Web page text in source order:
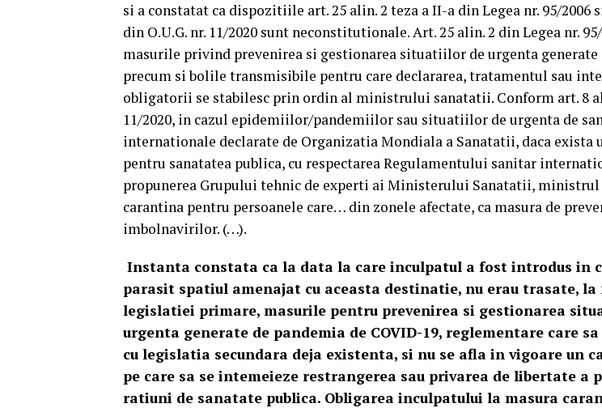
si a constatat ca dispozitiile art. 25 alin. 2 teza a II-a din Legea nr. 95/2006
din O.U.G. nr. 11/2020 sunt neconstitutionale. Art. 25 alin. 2 din Legea nr.
masurile privind prevenirea si gestionarea situatiilor de urgenta
precum si bolile transmisibile pentru care declararea, tratamentul sau
obligatorii se stabilesc prin ordin al ministrului sanatatii. Conform art. 8
11/2020, in cazul epidemiilor/pandemiilor sau situatiilor de urgenta de
internationale declarate de Organizatia Mondiala a Sanatatii, daca exista
pentru sanatatea publica, cu respectarea Regulamentului sanitar
propunerea Grupului tehnic de experti ai Ministerului Sanatatii,
carantina pentru persoanele care… din zonele afectate, ca masura de
imbolnavirilor. (…).
Instanta constata ca la data la care inculpatul a fost introdus in
parasit spatiul amenajat cu aceasta destinatie, nu erau trasate, la
legislatiei primare, masurile pentru prevenirea si gestionarea
urgenta generate de pandemia de COVID-19, reglementare care
cu legislatia secundara deja existenta, si nu se afla in vigoare un
pe care sa se intemeieze restrangerea sau privarea de libertate a
ratiuni de sanatate publica. Obligarea inculpatului la masura